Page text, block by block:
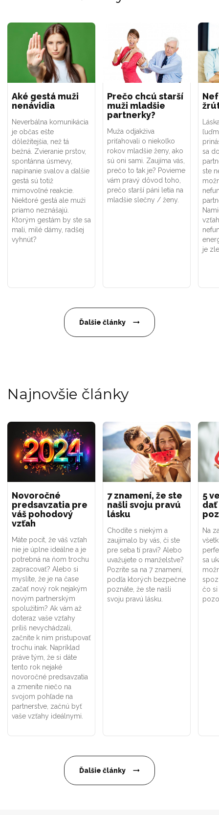
Aké gestá muži
nenávidia
Neverbálna komunikácia
je občas ešte
dôležitejšia, než tá
bežná. Zvieranie prstov,
spontánna úsmevy,
napínanie svalov a ďalšie
gestá sú totiž
mimovoľné reakcie.
Niektoré gestá ale muži
priamo neznášajú.
Ktorým gestám by ste sa
mali, milé dámy, radšej
vyhnúť?
Prečo chcú starší
muži mladšie
partnerky?
Muža odjakživa
priťahovali o niekoľko
rokov mladšie ženy, ako
sú oni sami. Zaujíma vás,
prečo to tak je? Povieme
vám pravý dôvod toho,
prečo starší páni letia na
mladšie slečny / ženy.
sa
ste
je
Ďalšie články
Najnovšie články
Novoročné
predsavzatia pre
váš pohodový
vzťah
Máte pocit, že váš vzťah
nie je úplne ideálne a je
potrebná na ňom trochu
zapracovať? Alebo si
myslíte, že je na čase
začať nový rok nejakým
novým partnerským
spolužitím? Ak vám až
doteraz vaše vzťahy
príliš nevychádzali,
začnite k nim pristupovať
trochu inak. Napríklad
práve tým, že si dáte
tento rok nejaké
novoročné predsavzatia
a zmeníte niečo na
svojom pohľade na
partnerstve, začnú byť
vaše vzťahy ideálnymi.
7 znamení, že ste
našli svoju pravú
lásku
Chodíte s niekým a
zaujímalo by vás, či ste
pre seba tí praví? Alebo
uvažujete o manželstve?
Pozrite sa na 7 znamení,
podľa ktorých bezpečne
poznáte, že ste našli
svoju pravú lásku.
5
dať
Na
sa
čo si
Ďalšie články